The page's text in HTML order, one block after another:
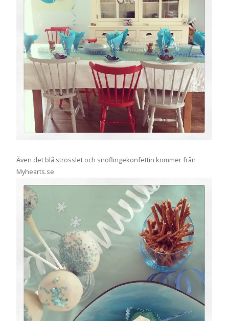
Även det blå strösslet och snöflingekonfettin kommer från
Myhearts.se